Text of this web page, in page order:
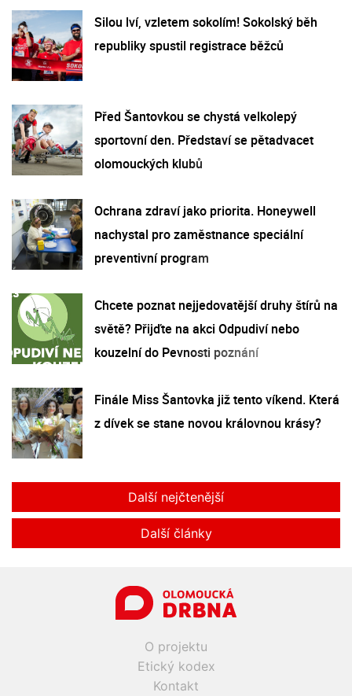
Silou lví, vzletem sokolím! Sokolský běh
republiky spustil registrace běžců
Před Šantovkou se chystá velkolepý
sportovní den. Představí se pětadvacet
olomouckých klubů
Ochrana zdraví jako priorita. Honeywell
nachystal pro zaměstnance speciální
preventivní program
Chcete poznat nejjedovatější druhy štírů na
světě? Přijďte na akci Odpudiví nebo
kouzelní do Pevnosti poznání
Finále Miss Šantovka již tento víkend. Která
z dívek se stane novou královnou krásy?
Další nejčtenější
Další články
O projektu
Etický kodex
Kontakt